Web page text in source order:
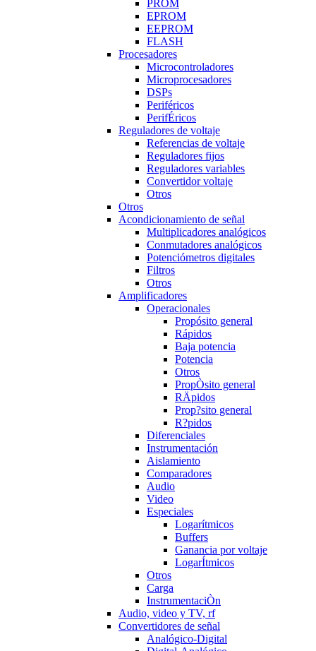
PROM
EPROM
EEPROM
FLASH
Procesadores
Microcontroladores
Microprocesadores
DSPs
Periféricos
PerifÉricos
Reguladores de voltaje
Referencias de voltaje
Reguladores fijos
Reguladores variables
Convertidor voltaje
Otros
Otros
Acondicionamiento de señal
Multiplicadores analógicos
Conmutadores analógicos
Potenciómetros digitales
Filtros
Otros
Amplificadores
Operacionales
Propósito general
Rápidos
Baja potencia
Potencia
Otros
PropÒsito general
RÄpidos
Prop?sito general
R?pidos
Diferenciales
Instrumentación
Aislamiento
Comparadores
Audio
Video
Especiales
Logarítmicos
Buffers
Ganancia por voltaje
LogarÍtmicos
Otros
Carga
InstrumentaciÒn
Audio, video y TV, rf
Convertidores de señal
Analógico-Digital